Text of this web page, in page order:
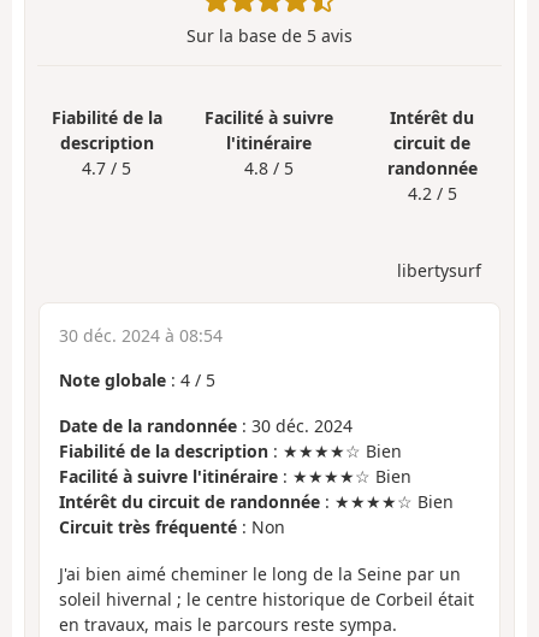
Sur la base de 5 avis
Fiabilité de la
description
4.7 / 5
Facilité à suivre
l'itinéraire
4.8 / 5
Intérêt du
circuit de
randonnée
4.2 / 5
libertysurf
30 déc. 2024 à 08:54
Note globale : 4 / 5
Date de la randonnée : 30 déc. 2024
Fiabilité de la description : ★★★★☆ Bien
Facilité à suivre l'itinéraire : ★★★★☆ Bien
Intérêt du circuit de randonnée : ★★★★☆ Bien
Circuit très fréquenté : Non
J'ai bien aimé cheminer le long de la Seine par un
soleil hivernal ; le centre historique de Corbeil était
en travaux, mais le parcours reste sympa.